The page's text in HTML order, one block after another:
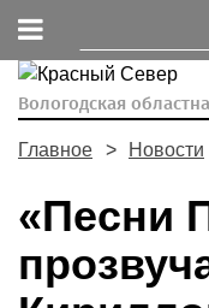
Вологодская
Главное Новости
«Песни